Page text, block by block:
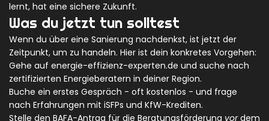
lernt, hat eine sichere Zukunft.
Was du jetzt tun solltest
Wenn du über eine Sanierung nachdenkst, ist jetzt der
Zeitpunkt, um zu handeln. Hier ist dein konkretes Vorgehen:
Gehe auf energie-effizienz-experten.de und suche nach
zertifizierten Energieberatern in deiner Region.
Buche ein erstes Gespräch - oft kostenlos - und frage
nach Erfahrungen mit iSFPs und KfW-Krediten.
Stelle den BAFA-Antrag für die Beratungsförderung vordem